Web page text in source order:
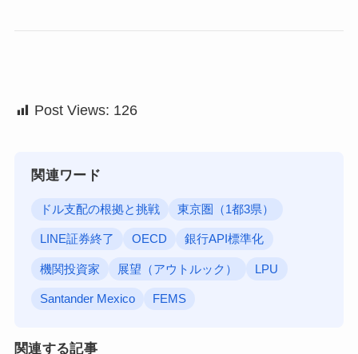
Post Views: 126
関連ワード
ドル支配の根拠と挑戦 東京圏（1都3県）
LINE証券終了 OECD 銀行API標準化
機関投資家 展望（アウトルック） LPU
Santander Mexico FEMS
関連する記事